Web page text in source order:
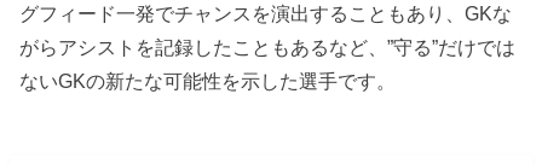
グフィード一発でチャンスを演出することもあり、GKな
がらアシストを記録したこともあるなど、”守る”だけでは
ないGKの新たな可能性を示した選手です。